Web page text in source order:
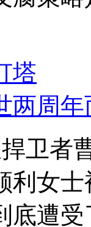
塔
周年
卫者
利女
底遭